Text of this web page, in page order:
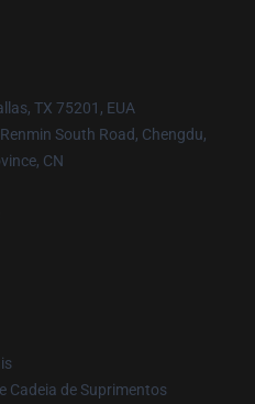
TX 75201, EUA
South Road, Chengdu,
CN
Cadeia de Suprimentos